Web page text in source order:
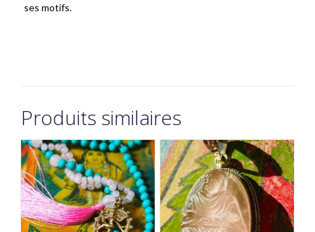
ses motifs.
Produits similaires